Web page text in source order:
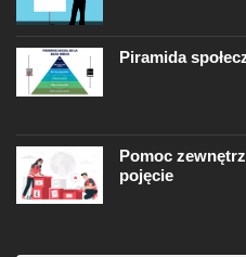
Piramida
Pomoc
pojęcie